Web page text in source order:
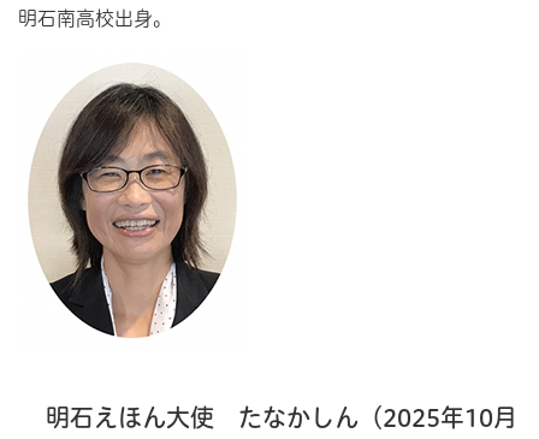
明石南高校出身。
明石えほん大使 たなかしん（2025年10月